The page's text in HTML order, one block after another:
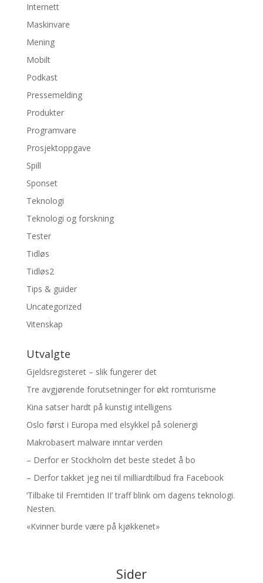
Internett
Maskinvare
Mening
Mobilt
Podkast
Pressemelding
Produkter
Programvare
Prosjektoppgave
Spill
Sponset
Teknologi
Teknologi og forskning
Tester
Tidløs
Tidløs2
Tips & guider
Uncategorized
Vitenskap
Utvalgte
Gjeldsregisteret – slik fungerer det
Tre avgjørende forutsetninger for økt romturisme
Kina satser hardt på kunstig intelligens
Oslo først i Europa med elsykkel på solenergi
Makrobasert malware inntar verden
– Derfor er Stockholm det beste stedet å bo
– Derfor takket jeg nei til milliardtilbud fra Facebook
’Tilbake til Fremtiden II’ traff blink om dagens teknologi.
Nesten.
«Kvinner burde være på kjøkkenet»
Sider